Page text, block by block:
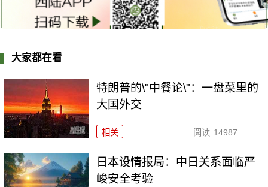
大家都在看
特朗普的\"中餐论\"：一盘菜里的
大国外交
相关 阅读 14987
日本设情报局：中日关系面临严
峻安全考验